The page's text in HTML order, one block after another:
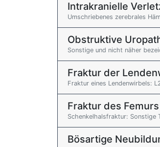
Intrakranielle
Umschriebenes zerebrales
Obstruktive
Sonstige und nicht näher
Fraktur der
Fraktur eines Lendenwirbels:
Fraktur des Femurs
Schenkelhalsfraktur: Sonstige
Bösartige